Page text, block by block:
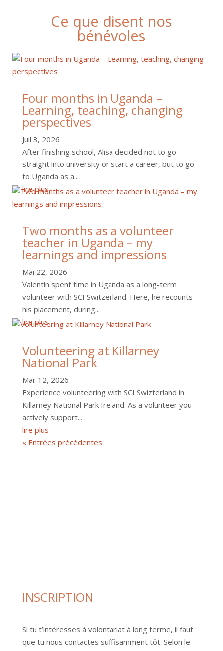
Ce que disent nos
bénévoles
Four months in Uganda –
Learning, teaching, changing
perspectives
Juil 3, 2026
After finishing school, Alisa decided not to go
straight into university or start a career, but to go
to Uganda as a...
lire plus
Two months as a volunteer
teacher in Uganda – my
learnings and impressions
Mai 22, 2026
Valentin spent time in Uganda as a long-term
volunteer with SCI Switzerland. Here, he recounts
his placement, during...
lire plus
Volunteering at Killarney
National Park
Mar 12, 2026
Experience volunteering with SCI Swizterland in
Killarney National Park Ireland. As a volunteer you
actively support...
lire plus
« Entrées précédentes
INSCRIPTION
Si tu t’intéresses à volontariat à long terme, il faut
que tu nous contactes suffisamment tôt. Selon le